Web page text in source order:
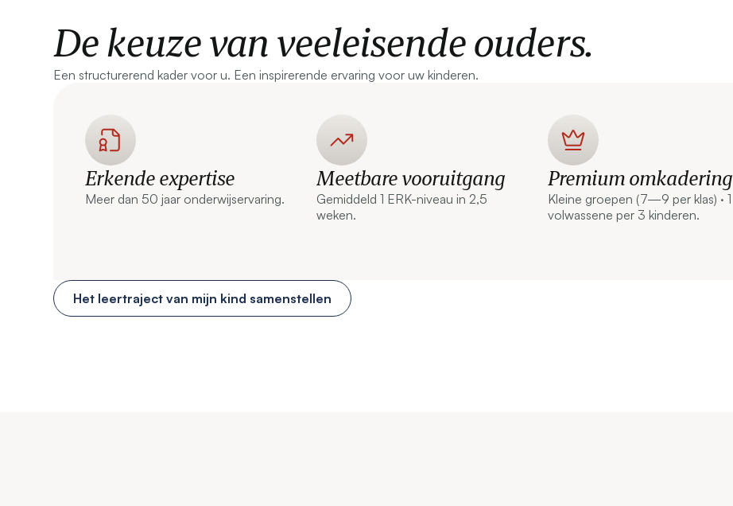
De keuze van veeleisende ouders.
Een structurerend kader voor u. Een inspirerende ervaring voor uw kinderen.
Erkende expertise
Meer dan 50 jaar onderwijservaring.
Meetbare vooruitgang
Gemiddeld 1 ERK-niveau in 2,5
weken.
Premium omkadering
Kleine groepen (7—9 per klas) · 1
volwassene per 3 kinderen.
Het leertraject van mijn kind samenstellen